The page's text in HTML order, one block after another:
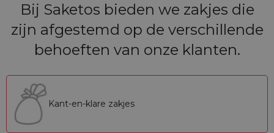
Bij Saketos bieden we zakjes die
zijn afgestemd op de verschillende
behoeften van onze klanten.
Kant-en-klare zakjes